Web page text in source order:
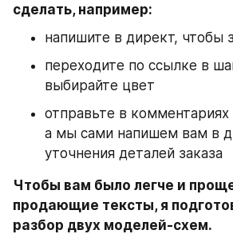
сделать, например:
напишите в директ, чтобы
переходите по ссылке в
выбирайте цвет
отправьте в
а мы сами напишем вам в
уточнения деталей заказа
Чтобы вам было легче и
продающие тексты, я
разбор двух моделей-схем.